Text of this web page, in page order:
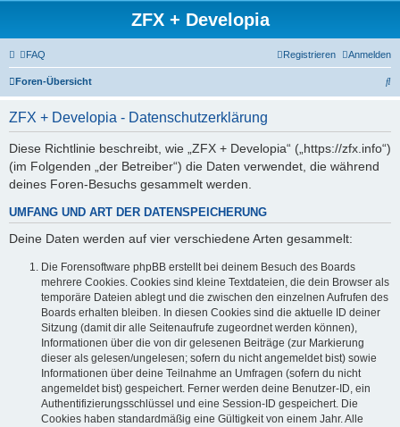
ZFX + Developia
FAQ Anmelden
Registrieren
Foren-Übersicht
S
ZFX + Developia - Datenschutzerklärung
Diese Richtlinie beschreibt, wie „ZFX + Developia“ („https://zfx.info“)
(im Folgenden „der Betreiber“) die Daten verwendet, die während
deines Foren-Besuchs gesammelt werden.
UMFANG UND ART DER DATENSPEICHERUNG
Deine Daten werden auf vier verschiedene Arten gesammelt:
Die Forensoftware phpBB erstellt bei deinem Besuch des Boards
mehrere Cookies. Cookies sind kleine Textdateien, die dein Browser als
temporäre Dateien ablegt und die zwischen den einzelnen Aufrufen des
Boards erhalten bleiben. In diesen Cookies sind die aktuelle ID deiner
Sitzung (damit dir alle Seitenaufrufe zugeordnet werden können),
Informationen über die von dir gelesenen Beiträge (zur Markierung
dieser als gelesen/ungelesen; sofern du nicht angemeldet bist) sowie
Informationen über deine Teilnahme an Umfragen (sofern du nicht
angemeldet bist) gespeichert. Ferner werden deine Benutzer-ID, ein
Authentifizierungsschlüssel und eine Session-ID gespeichert. Die
Cookies haben standardmäßig eine Gültigkeit von einem Jahr. Alle